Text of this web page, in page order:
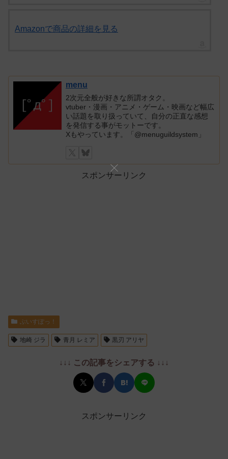
Amazonで商品の詳細を見る
menu
2次元全般が好きな所謂オタク。
vtuber・漫画・アニメ・ゲーム・映画など幅広
い話題を取り扱っていて、自分の正直な感想
を発信する事がモットーです。
Xもやっています。「@menuguildsystem」
スポンサーリンク
ぶいすぽっ！
地崎 ジラ 青月 レミア 黒刃 アリヤ
↓↓↓ この記事をシェアする ↓↓↓
スポンサーリンク